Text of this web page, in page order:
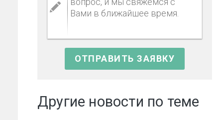
Другие новости по теме